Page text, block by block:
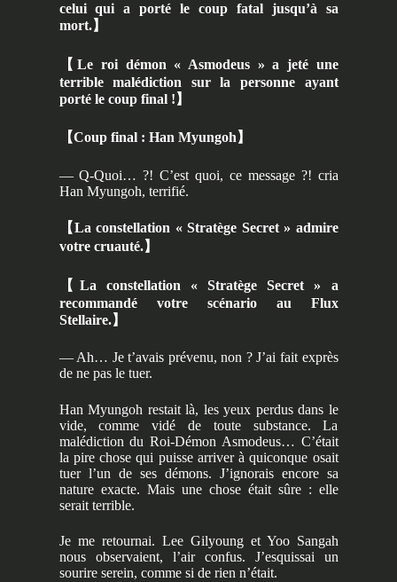
celui qui a porté le coup fatal jusqu’à sa
mort.】
【Le roi démon « Asmodeus » a jeté une
terrible malédiction sur la personne ayant
porté le coup final ! 】
【Coup final : Han Myungoh 】
— Q-Quoi… ?! C’est quoi, ce message ?! cria
Han Myungoh, terrifié.
【La constellation « Stratège Secret » admire
votre cruauté.】
【 La constellation « Stratège Secret » a
recommandé votre scénario au Flux
Stellaire.】
— Ah… Je t’avais prévenu, non ? J’ai fait exprès
de ne pas le tuer.
Han Myungoh restait là, les yeux perdus dans le
vide, comme vidé de toute substance. La
malédiction du Roi-Démon Asmodeus… C’était
la pire chose qui puisse arriver à quiconque osait
tuer l’un de ses démons. J’ignorais encore sa
nature exacte. Mais une chose était sûre : elle
serait terrible.
Je me retournai. Lee Gilyoung et Yoo Sangah
nous observaient, l’air confus. J’esquissai un
sourire serein, comme si de rien n’était.